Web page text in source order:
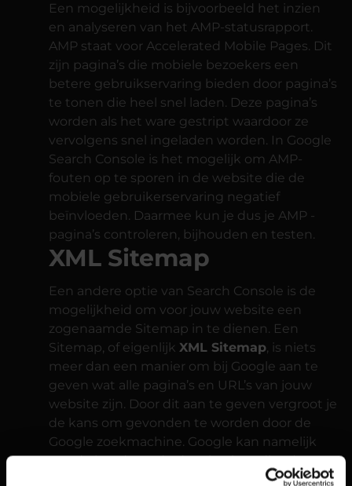
Een mogelijkheid is bijvoorbeeld het inzien
en analyseren van het AMP-statusrapport.
AMP staat voor Accelerated Mobile Pages. Dit
zijn pagina’s die mobiele bezoekers een
betere gebruikservaring bieden door pagina’s
te tonen die heel snel laden. Deze pagina’s
worden als het ware gestript waardoor ze
vervolgens snel ingeladen worden. In Google
Search Console is het mogelijk om AMP-
fouten op te sporen in de website die de
mobiele gebruikerservaring negatief
beïnvloeden. Daarmee kun je dus je AMP -
pagina’s controleren, bijhouden en testen.
XML Sitemap
Een andere optie van Search Console is de
mogelijkheid om voor jouw website een
zogenaamde Sitemap in te dienen. Een
Sitemap, of eigenlijk XML Sitemap, is niets
meer dan een manier om bij Google aan te
geven wat alle pagina’s en URL’s van jouw
website zijn. Door dit aan te geven vergroot je
de kans om gevonden te worden door de
Google zoekmachine. Google kan namelijk
aan de hand van de door jou ingediende
Sitemap (met daarin de opgebouwde